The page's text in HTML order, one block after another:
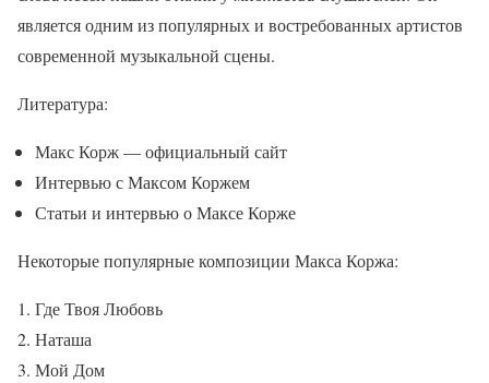
является одним из популярных и востребованных артистов
современной музыкальной сцены.
Литература:
Макс Корж — официальный сайт
Интервью с Максом Коржем
Статьи и интервью о Максе Корже
Некоторые популярные композиции Макса Коржа:
Где Твоя Любовь
Наташа
Мой Дом